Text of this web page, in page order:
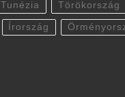
Tunézia Törökország
Írország